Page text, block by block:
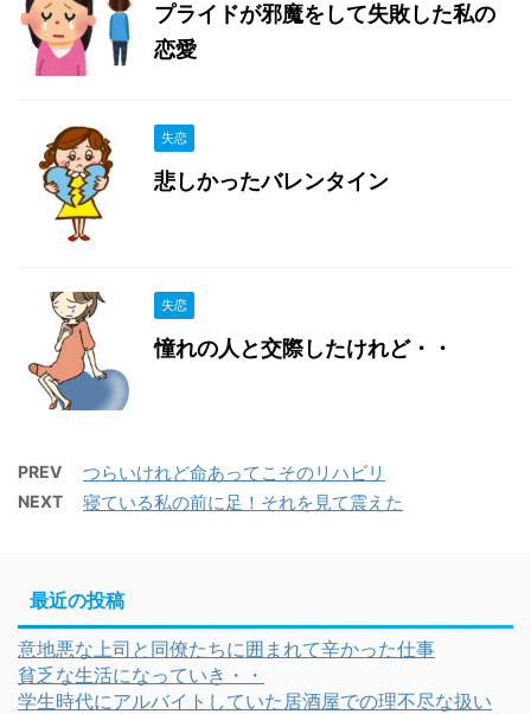
プライドが邪魔をして失敗した私の
恋愛
失恋
悲しかったバレンタイン
失恋
憧れの人と交際したけれど・・
PREV つらいけれど命あってこそのリハビリ
NEXT 寝ている私の前に足！それを見て震えた
最近の投稿
意地悪な上司と同僚たちに囲まれて辛かった仕事
貧乏な生活になっていき・・
学生時代にアルバイトしていた居酒屋での理不尽な扱い